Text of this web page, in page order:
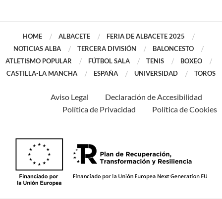
HOME ALBACETE
FERIA DE ALBACETE 2025
NOTICIAS ALBA
TERCERA DIVISIÓN
BALONCESTO
ATLETISMO POPULAR
FÚTBOL SALA TENIS
BOXEO
CASTILLA-LA MANCHA
ESPAÑA UNIVERSIDAD TOROS
Aviso Legal
Declaración de Accesibilidad
Política de Privacidad
Política de Cookies